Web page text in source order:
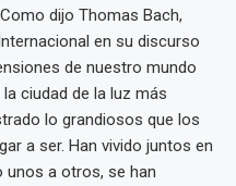
dijo Thomas Bach,
en su discurso
de nuestro mundo
ciudad de la luz más
lo grandiosos que los
a ser. Han vivido juntos en
unos a otros, se han